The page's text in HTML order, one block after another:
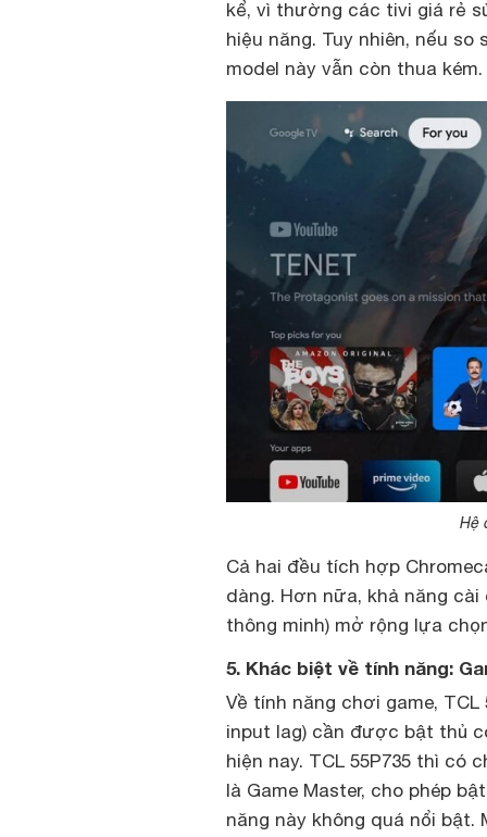
kể, vì thường các tivi giá rẻ
hiệu năng. Tuy nhiên, nếu
model này vẫn còn thua kém.
Hệ
Cả hai đều tích hợp
dàng. Hơn nữa, khả năng
thông minh) mở rộng lựa
5. Khác biệt về tính năng:
Về tính năng chơi game,
input lag) cần được bật thủ
hiện nay. TCL 55P735 thì có
là Game Master, cho phép
năng này không quá nổi bật.